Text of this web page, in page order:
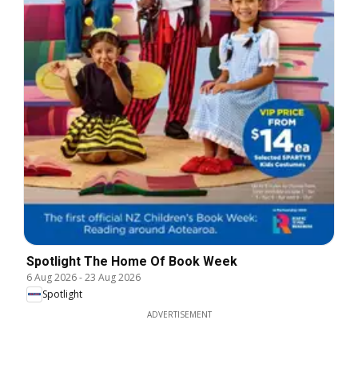
Spotlight The Home Of Book Week
6 Aug 2026-23 Aug 2026
Spotlight
ADVERTISEMENT